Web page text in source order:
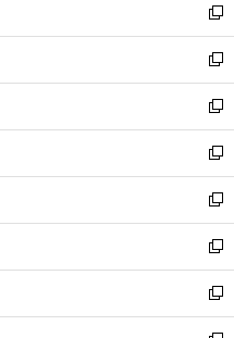
ド
ウ
で
開
く
ィ
ン
ド
ウ
で
開
く
い
ウ
ィ
ン
ド
ウ
で
開
く
新
し
い
ウ
ィ
ン
ド
ウ
で
開
く
新
し
い
ウ
ィ
ン
ド
ウ
で
開
く
新
し
い
ウ
ィ
ン
ド
ウ
で
開
新
し
い
ウ
ィ
ン
ド
ウ
新
し
い
ウ
ィ
ン
新
し
い
ウ
新
し